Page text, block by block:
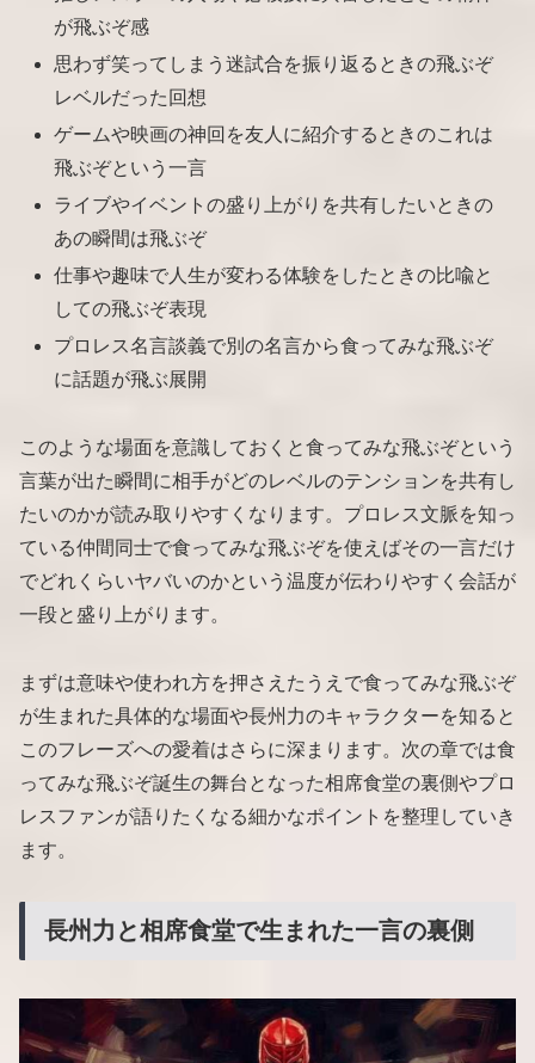
が飛ぶぞ感
思わず笑ってしまう迷試合を振り返るときの飛ぶぞ
レベルだった回想
ゲームや映画の神回を友人に紹介するときのこれは
飛ぶぞという一言
ライブやイベントの盛り上がりを共有したいときの
あの瞬間は飛ぶぞ
仕事や趣味で人生が変わる体験をしたときの比喩と
しての飛ぶぞ表現
プロレス名言談義で別の名言から食ってみな飛ぶぞ
に話題が飛ぶ展開
このような場面を意識しておくと食ってみな飛ぶぞという
言葉が出た瞬間に相手がどのレベルのテンションを共有し
たいのかが読み取りやすくなります。プロレス文脈を知っ
ている仲間同士で食ってみな飛ぶぞを使えばその一言だけ
でどれくらいヤバいのかという温度が伝わりやすく会話が
一段と盛り上がります。
まずは意味や使われ方を押さえたうえで食ってみな飛ぶぞ
が生まれた具体的な場面や長州力のキャラクターを知ると
このフレーズへの愛着はさらに深まります。次の章では食
ってみな飛ぶぞ誕生の舞台となった相席食堂の裏側やプロ
レスファンが語りたくなる細かなポイントを整理していき
ます。
長州力と相席食堂で生まれた一言の裏側